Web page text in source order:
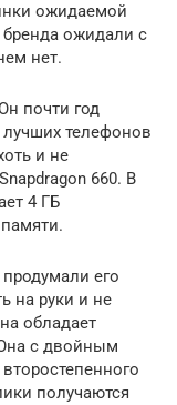
ожидаемой
ожидали с
нет.
почти год
телефонов
и не
660. В
4 ГБ
его
на руки и не
обладает
с двойным
получаются